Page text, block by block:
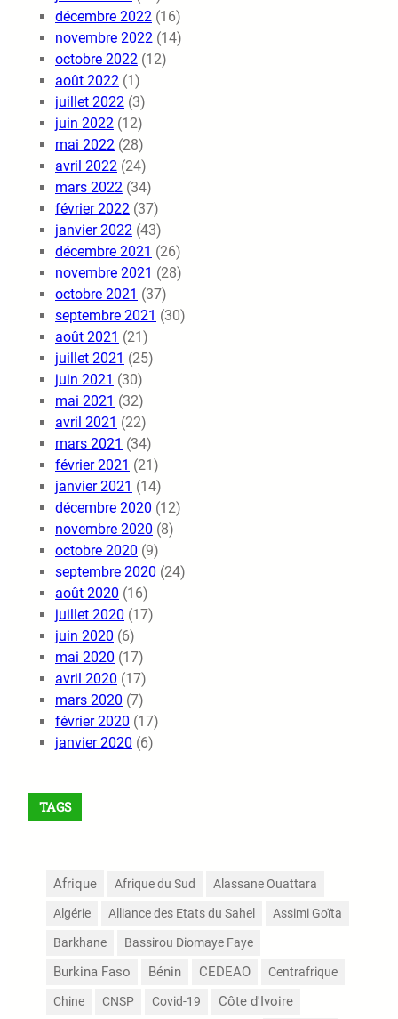
décembre 2022 (16)
novembre 2022 (14)
octobre 2022 (12)
août 2022 (1)
juillet 2022 (3)
juin 2022 (12)
mai 2022 (28)
avril 2022 (24)
mars 2022 (34)
février 2022 (37)
janvier 2022 (43)
décembre 2021 (26)
novembre 2021 (28)
octobre 2021 (37)
septembre 2021 (30)
août 2021 (21)
juillet 2021 (25)
juin 2021 (30)
mai 2021 (32)
avril 2021 (22)
mars 2021 (34)
février 2021 (21)
janvier 2021 (14)
décembre 2020 (12)
novembre 2020 (8)
octobre 2020 (9)
septembre 2020 (24)
août 2020 (16)
juillet 2020 (17)
juin 2020 (6)
mai 2020 (17)
avril 2020 (17)
mars 2020 (7)
février 2020 (17)
janvier 2020 (6)
TAGS
Afrique Afrique du Sud Alassane Ouattara
Algérie Alliance des Etats du Sahel Assimi Goïta
Barkhane Bassirou Diomaye Faye
Burkina Faso Bénin CEDEAO Centrafrique
Chine CNSP Covid-19 Côte d'Ivoire